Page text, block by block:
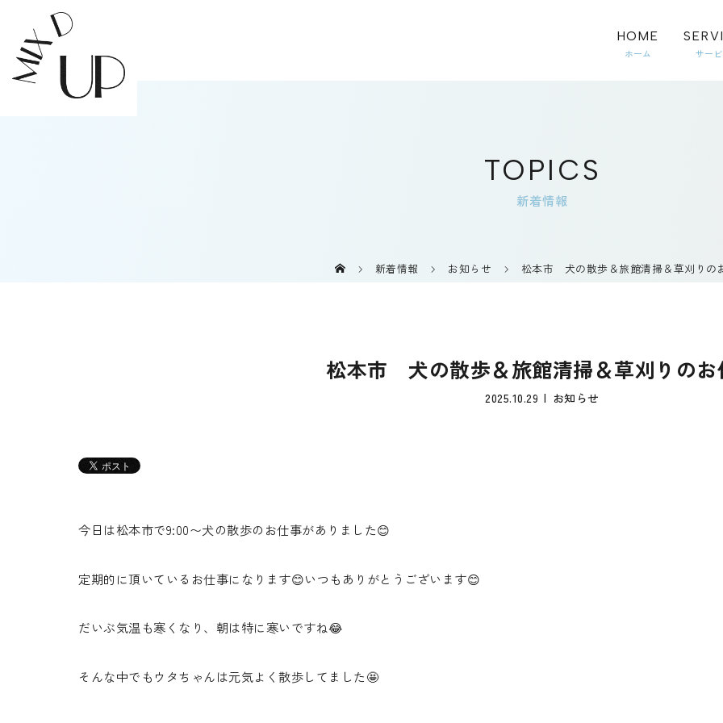
HOME
TOPICS
新着情報
新着情報 お知らせ 松本市 犬の散歩＆旅館清掃＆草刈りの
松本市 犬の散歩＆旅館清掃＆草刈りのお
2025.10.29 お知らせ
今日は松本市で9:00〜犬の散歩のお仕事がありました😊
定期的に頂いているお仕事になります😊いつもありがとうございます😊
だいぶ気温も寒くなり、朝は特に寒いですね😂
そんな中でもウタちゃんは元気よく散歩してました🤩